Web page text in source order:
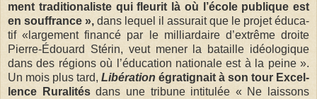
ment tra­di­tio­na­liste qui fleu­rit là où l’école publique est
en souf­france », dans lequel il assu­rait que le pro­jet édu­ca­
tif «lar­ge­ment financé par le mil­liar­daire d’extrême droite
Pierre-Édouard Sté­rin, veut mener la bataille idéo­lo­gique
dans des régions où l’édu­ca­tion natio­nale est à la peine ».
Un mois plus tard, Libé­ra­tion égra­ti­gnait à son tour Excel­
lence Rura­li­tésdans une tri­bune inti­tu­lée « Ne lais­sons